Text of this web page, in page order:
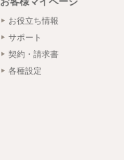
お役立ち情報
サポート
契約・請求書
各種設定